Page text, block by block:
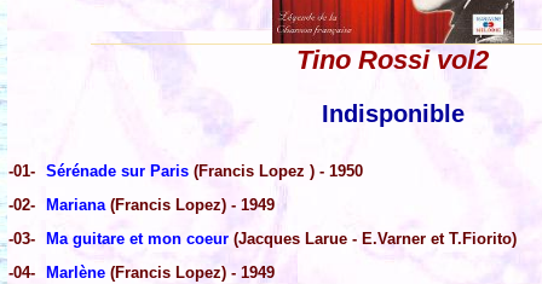
Tino Rossi vol2
Indisponible
-01- Sérénade sur Paris (Francis Lopez ) - 1950
-02-
Mariana(Francis Lopez) - 1949
-03-
Ma guitare et mon coeur (Jacques Larue - E.Varner et T.Fiorito)
-04-
Marlène (Francis Lopez) - 1949